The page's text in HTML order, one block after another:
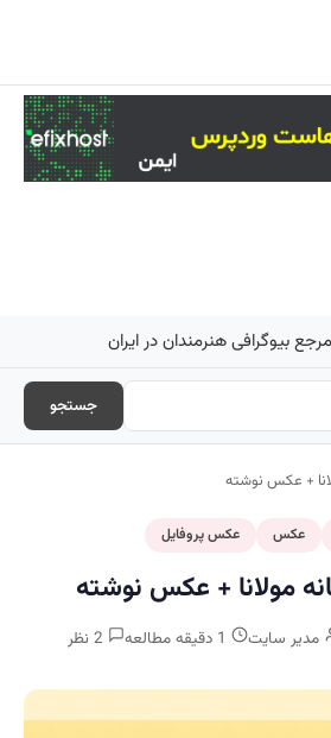
بیوگرافی هنرمندان در ایران
جستجو
+ عکس نوشته
عکس عکس پروفایل
مولانا + عکس نوشته
مدیر سایت